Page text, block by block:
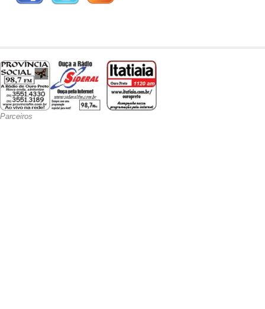
Parceiros